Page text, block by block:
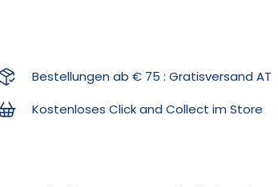
Bestellungen ab € 75 : Gratisversand AT
Kostenloses Click and Collect im Store